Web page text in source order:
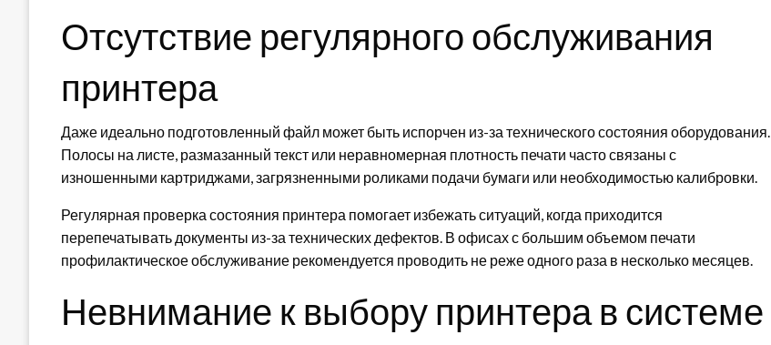
Отсутствие регулярного обслуживания
принтера
Даже идеально подготовленный файл может быть испорчен из-за технического состояния оборудования.
Полосы на листе, размазанный текст или неравномерная плотность печати часто связаны с
изношенными картриджами, загрязненными роликами подачи бумаги или необходимостью калибровки.
Регулярная проверка состояния принтера помогает избежать ситуаций, когда приходится
перепечатывать документы из-за технических дефектов. В офисах с большим объемом печати
профилактическое обслуживание рекомендуется проводить не реже одного раза в несколько месяцев.
Невнимание к выбору принтера в системе